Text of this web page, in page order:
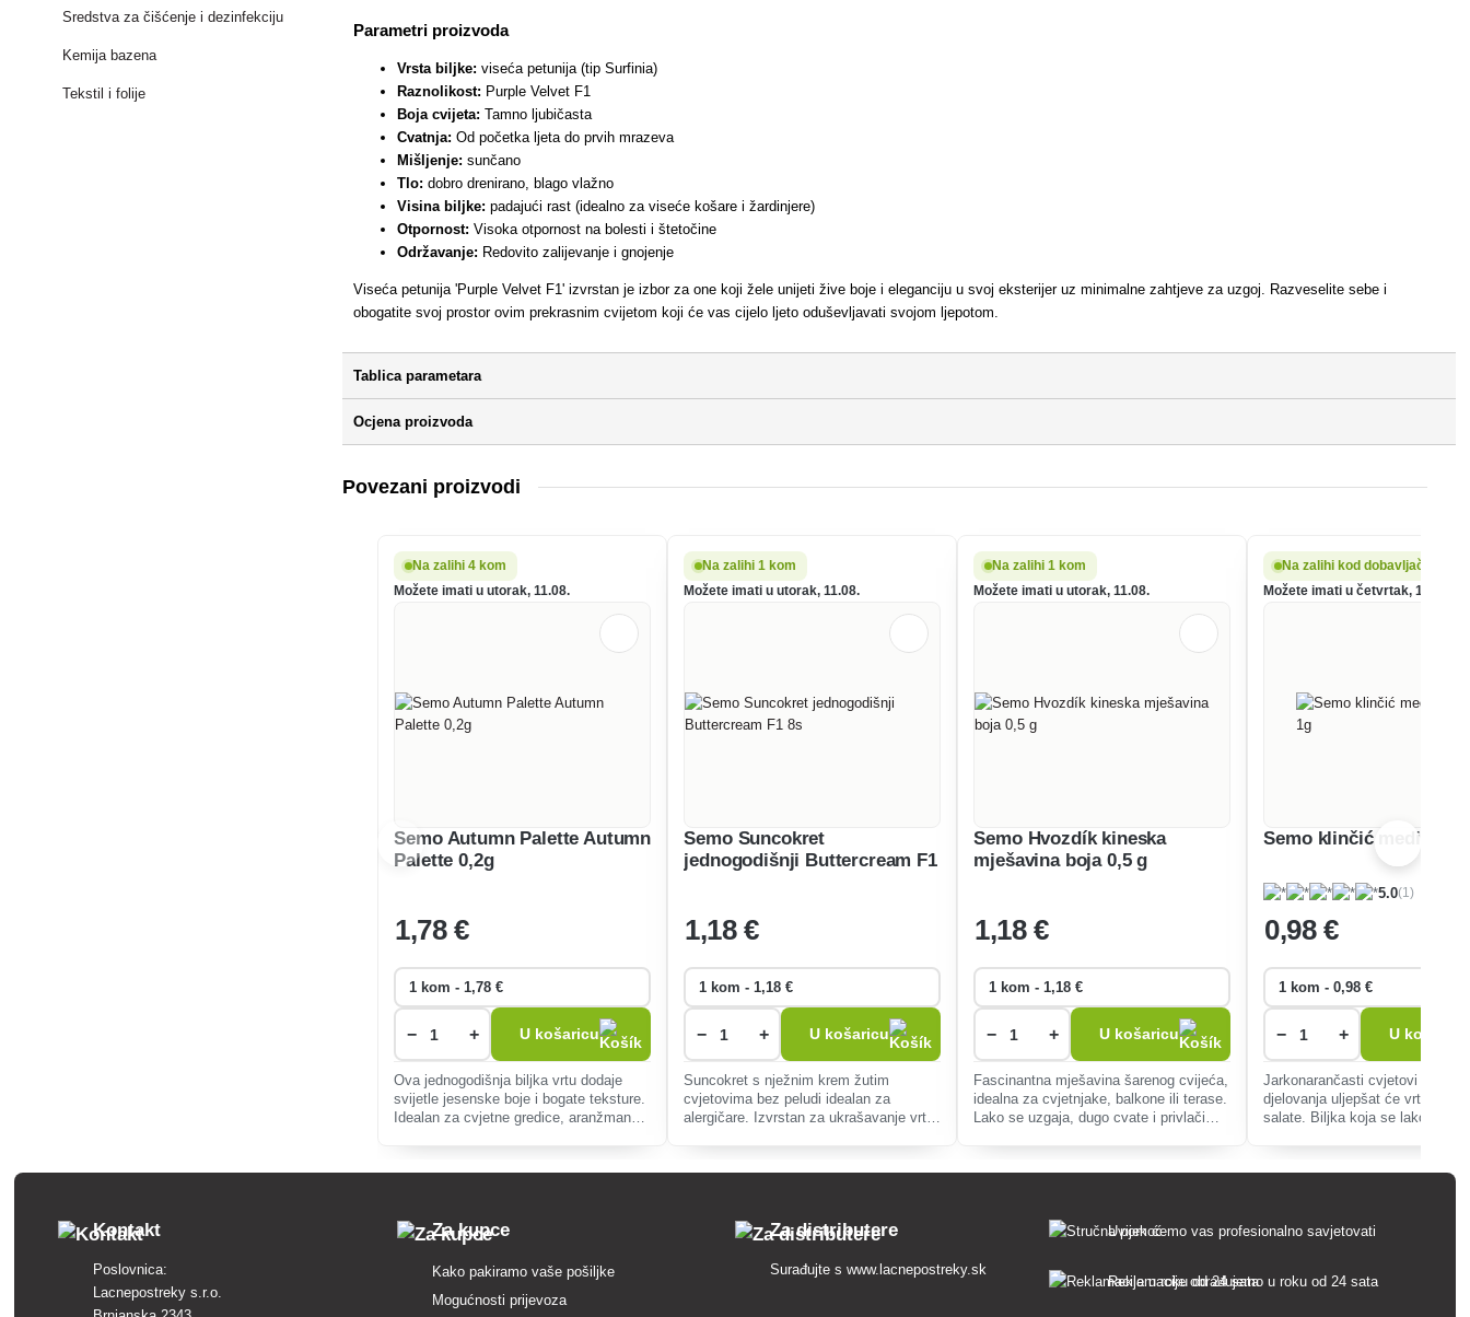
Sredstva za čišćenje i dezinfekciju
Kemija bazena
Tekstil i folije
Parametri proizvoda
Vrsta biljke: viseća petunija (tip Surfinia)
Raznolikost: Purple Velvet F1
Boja cvijeta: Tamno ljubičasta
Cvatnja: Od početka ljeta do prvih mrazeva
Mišljenje: sunčano
Tlo: dobro drenirano, blago vlažno
Visina biljke: padajući rast (idealno za viseće košare i žardinjere)
Otpornost: Visoka otpornost na bolesti i štetočine
Održavanje: Redovito zalijevanje i gnojenje
Viseća petunija 'Purple Velvet F1' izvrstan je izbor za one koji žele unijeti žive boje i eleganciju u svoj eksterijer uz minimalne zahtjeve za uzgoj. Razveselite sebe i
obogatite svoj prostor ovim prekrasnim cvijetom koji će vas cijelo ljeto oduševljavati svojom ljepotom.
Tablica parametara
Ocjena proizvoda
Povezani proizvodi
Na zalihi 4 kom
Možete imati u utorak, 11.08.
Semo Autumn Palette Autumn
Palette 0,2g
1,78 €
− + U košaricu
Ova jednogodišnja biljka vrtu dodaje
svijetle jesenske boje i bogate teksture.
Idealan za cvjetne gredice, aranžmane
Na zalihi 1 kom
Možete imati u utorak, 11.08.
Semo Suncokret
jednogodišnji Buttercream F1
1,18 €
− + U košaricu
Suncokret s nježnim krem žutim
cvjetovima bez peludi idealan za
alergičare. Izvrstan za ukrašavanje vrta
Na zalihi 1 kom
Možete imati u utorak, 11.08.
Semo Hvozdík kineska
mješavina boja 0,5 g
1,18 €
− + U košaricu
Fascinantna mješavina šarenog cvijeća,
idealna za cvjetnjake, balkone ili terase.
Lako se uzgaja, dugo cvate i privlači
Na zalihi kod dobavljača
Možete imati u četvrtak, 13.08.
Semo klinčić
5.0(1)
0,98 €
− + U košaricu
Jarkonarančasti cvjetovi
djelovanja uljepšat će vrt i
salate. Biljka koja se lako
Kontakt
Poslovnica:
Lacnepostreky s.r.o.
Za kupce
Kako pakiramo vaše pošiljke
Mogućnosti prijevoza
Za distributere
Surađujte swww.lacnepostreky.sk
Uvijek ćemo vas profesionalno savjetovati
Reklamacije obrađujemo u roku od 24 sata